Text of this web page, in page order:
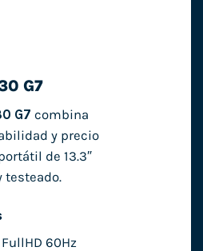
G7
G7 combina
y precio
de 13.3″
testeado.
FullHD 60Hz